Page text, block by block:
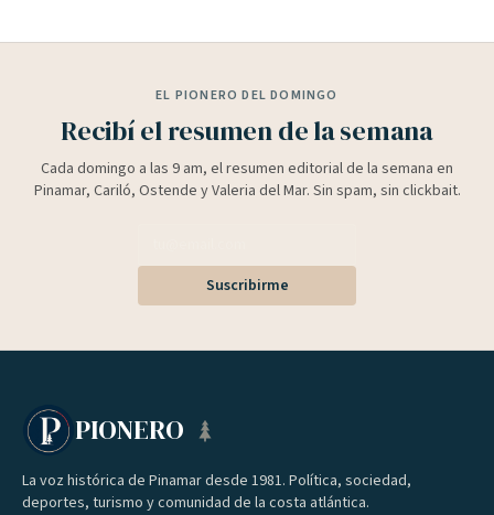
EL PIONERO DEL DOMINGO
Recibí el resumen de la semana
Cada domingo a las 9 am, el resumen editorial de la semana en
Pinamar, Cariló, Ostende y Valeria del Mar. Sin spam, sin clickbait.
Suscribirme
PIONERO
La voz histórica de Pinamar desde 1981. Política, sociedad,
deportes, turismo y comunidad de la costa atlántica.